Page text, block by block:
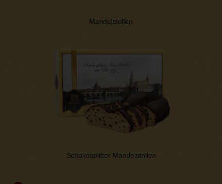
Mandelstollen
Schokosplitter Mandelstollen